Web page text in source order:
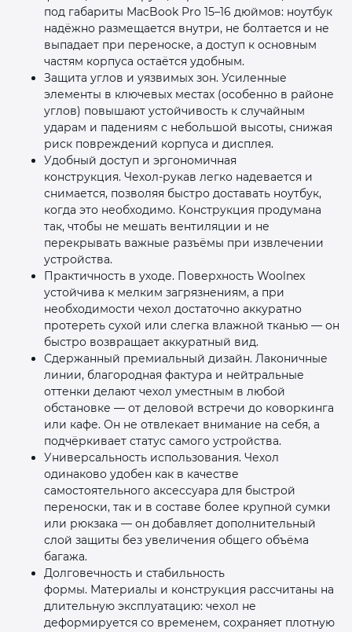
под габариты MacBook Pro 15–16 дюймов: ноутбук
надёжно размещается внутри, не болтается и не
выпадает при переноске, а доступ к основным
частям корпуса остаётся удобным.
Защита углов и уязвимых зон. Усиленные
элементы в ключевых местах (особенно в районе
углов) повышают устойчивость к случайным
ударам и падениям с небольшой высоты, снижая
риск повреждений корпуса и дисплея.
Удобный доступ и эргономичная
конструкция. Чехол‑рукав легко надевается и
снимается, позволяя быстро доставать ноутбук,
когда это необходимо. Конструкция продумана
так, чтобы не мешать вентиляции и не
перекрывать важные разъёмы при извлечении
устройства.
Практичность в уходе. Поверхность Woolnex
устойчива к мелким загрязнениям, а при
необходимости чехол достаточно аккуратно
протереть сухой или слегка влажной тканью — он
быстро возвращает аккуратный вид.
Сдержанный премиальный дизайн. Лаконичные
линии, благородная фактура и нейтральные
оттенки делают чехол уместным в любой
обстановке — от деловой встречи до коворкинга
или кафе. Он не отвлекает внимание на себя, а
подчёркивает статус самого устройства.
Универсальность использования. Чехол
одинаково удобен как в качестве
самостоятельного аксессуара для быстрой
переноски, так и в составе более крупной сумки
или рюкзака — он добавляет дополнительный
слой защиты без увеличения общего объёма
багажа.
Долговечность и стабильность
формы. Материалы и конструкция рассчитаны на
длительную эксплуатацию: чехол не
деформируется со временем, сохраняет плотную